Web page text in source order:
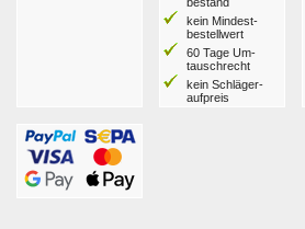
bestand
kein Mindest­
bestell­wert
60 Tage Um­
tausch­recht
kein Schläger­
aufpreis